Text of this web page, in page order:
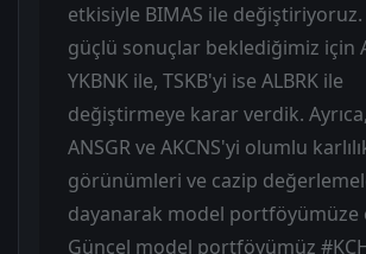
etkisiyle BIMAS ile değiştiriyoruz.
güçlü sonuçlar beklediğimiz için
YKBNK ile, TSKB'yi ise ALBRK ile
değiştirmeye karar verdik. Ayrıca,
ANSGR ve AKCNS'yi olumlu
görünümleri ve cazip
dayanarak model portföyümüze
Güncel model portföyümüz